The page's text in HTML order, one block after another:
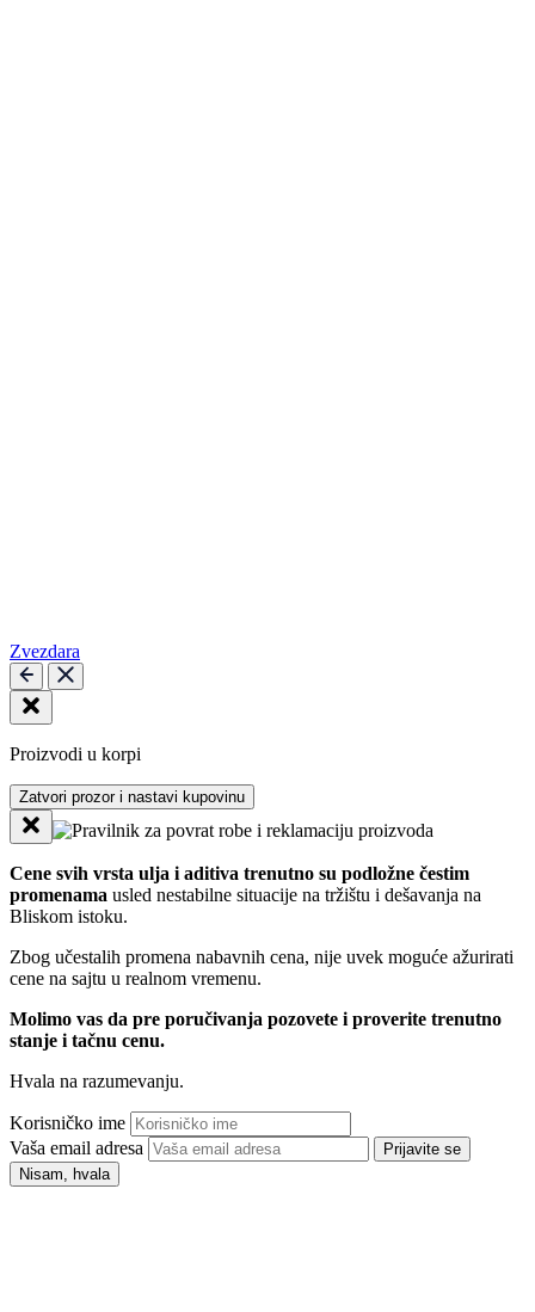
Zvezdara
Proizvodi u korpi
Zatvori prozor i nastavi kupovinu
Cene svih vrsta ulja i aditiva trenutno su podložne čestim
promenama usled nestabilne situacije na tržištu i dešavanja na
Bliskom istoku.
Zbog učestalih promena nabavnih cena, nije uvek moguće ažurirati
cene na sajtu u realnom vremenu.
Molimo vas da pre poručivanja pozovete i proverite trenutno
stanje i tačnu cenu.
Hvala na razumevanju.
Korisničko ime
Vaša email adresa
Prijavite se
Nisam, hvala